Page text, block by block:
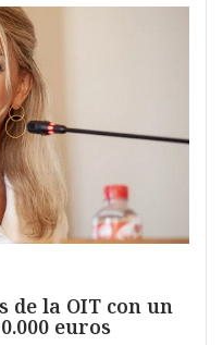
de la OIT con un
euros